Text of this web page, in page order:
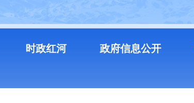
时政红河 政府信息公开